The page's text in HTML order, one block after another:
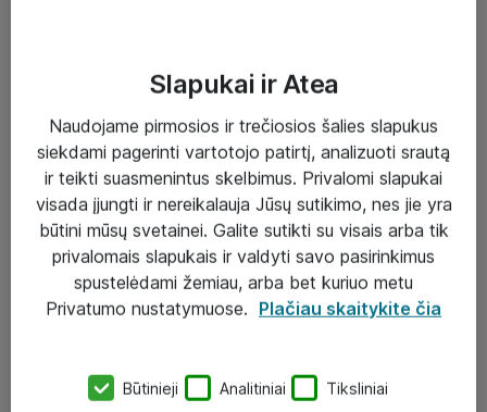
Paslaugos
Sprendimai
Įgyvendinti projektai
Atea ekspertų patarimai verslui
eShop@atea.lt
Slapukai ir Atea
Naudojame pirmosios ir trečiosios šalies slapukus
siekdami pagerinti vartotojo patirtį, analizuoti srautą
ir teikti suasmenintus skelbimus. Privalomi slapukai
visada įjungti ir nereikalauja Jūsų sutikimo, nes jie yra
būtini mūsų svetainei. Galite sutikti su visais arba tik
privalomais slapukais ir valdyti savo pasirinkimus
spustelėdami žemiau, arba bet kuriuo metu
Privatumo nustatymuose. Plačiau skaitykite čia
Būtinieji Analitiniai Tiksliniai